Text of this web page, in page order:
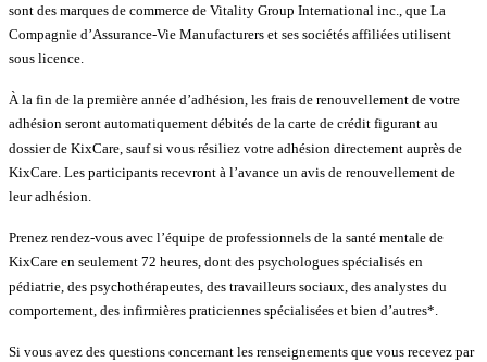
sont des marques de commerce de Vitality Group International inc., que La
Compagnie d’Assurance-Vie Manufacturers et ses sociétés affiliées utilisent
sous licence.
À la fin de la première année d’adhésion, les frais de renouvellement de votre
adhésion seront automatiquement débités de la carte de crédit figurant au
dossier de KixCare, sauf si vous résiliez votre adhésion directement auprès de
KixCare. Les participants recevront à l’avance un avis de renouvellement de
leur adhésion.
Prenez rendez-vous avec l’équipe de professionnels de la santé mentale de
KixCare en seulement 72 heures, dont des psychologues spécialisés en
pédiatrie, des psychothérapeutes, des travailleurs sociaux, des analystes du
comportement, des infirmières praticiennes spécialisées et bien d’autres*.
Si vous avez des questions concernant les renseignements que vous recevez par